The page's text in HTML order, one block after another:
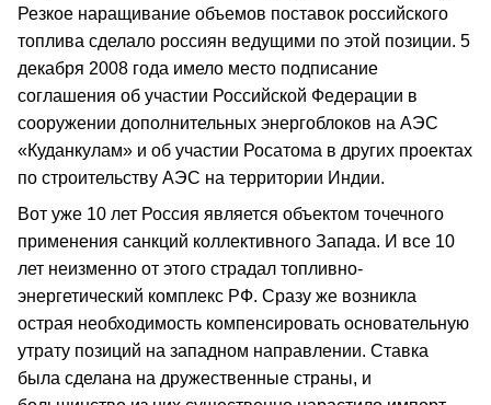
Резкое наращивание объемов поставок российского
топлива сделало россиян ведущими по этой позиции. 5
декабря 2008 года имело место подписание
соглашения об участии Российской Федерации в
сооружении дополнительных энергоблоков на АЭС
«Куданкулам» и об участии Росатома в других проектах
по строительству АЭС на территории Индии.
Вот уже 10 лет Россия является объектом точечного
применения санкций коллективного Запада. И все 10
лет неизменно от этого страдал топливно-
энергетический комплекс РФ. Сразу же возникла
острая необходимость компенсировать основательную
утрату позиций на западном направлении. Ставка
была сделана на дружественные страны, и